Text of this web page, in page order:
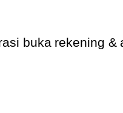
buka rekening &